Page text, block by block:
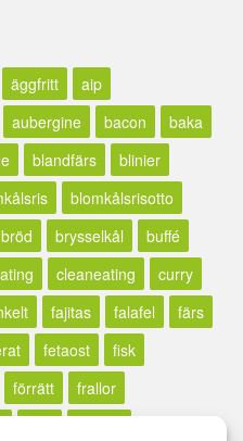
äggfritt
aip
aubergine bacon
baka
blandfärs
blinier
blomkålsrisotto
bröd brysselkål
buffé
cleaneating
curry
fajitas falafel
färs
fetaost
fisk
förrätt
frallor